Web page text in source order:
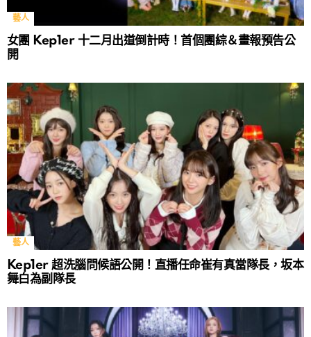
藝人
女團 Kep1er 十二月出道倒計時！首個團綜＆畫報預告公
開
藝人
Kep1er 超洗腦問候語公開！直播任命崔有真當隊長，坂本
舞白為副隊長